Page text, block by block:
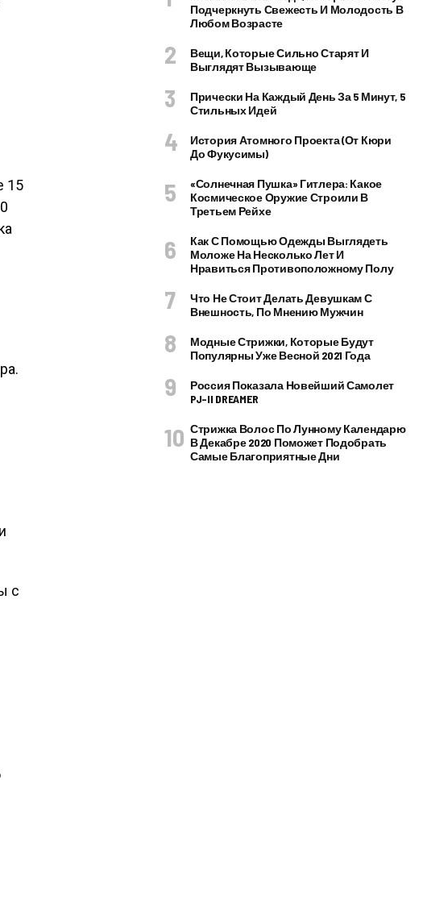
15
с
Подчеркнуть Свежесть И Молодость В
Любом Возрасте
Вещи, Которые Сильно Старят И
Выглядят Вызывающе
Прически На Каждый День За 5 Минут, 5
Стильных Идей
История Атомного Проекта (от Кюри
До Фукусимы)
«Солнечная Пушка» Гитлера: Какое
Космическое Оружие Строили В
Третьем Рейхе
Как С Помощью Одежды Выглядеть
Моложе На Несколько Лет И
Нравиться Противоположному Полу
Что Не Стоит Делать Девушкам С
Внешность, По Мнению Мужчин
Модные Стрижки, Которые Будут
Популярны Уже Весной 2021 Года
Россия Показала Новейший Самолет
PJ–II DREAMER
Стрижка Волос По Лунному Календарю
В Декабре 2020 Поможет Подобрать
Самые Благоприятные Дни